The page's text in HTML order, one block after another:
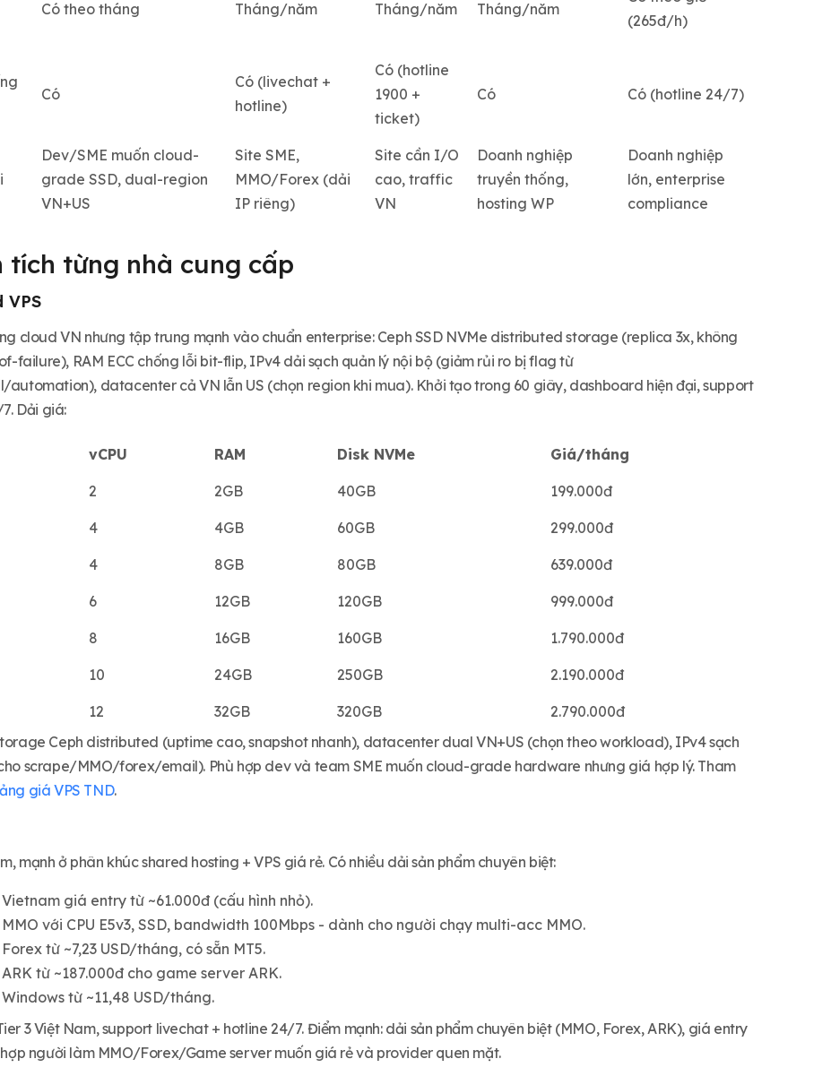
Có theo tháng Tháng/năm Tháng/năm Tháng/năm
(265đ/h)
Có
Có (livechat +
hotline)
Có (hotline
1900 +
ticket)
Có Có (hotline 24/7)
Dev/SME muốn cloud-
grade SSD, dual-region
VN+US
Site SME,
MMO/Forex (dải
IP riêng)
Site cần I/O
cao, traffic
VN
Doanh nghiệp
truyền thống,
hosting WP
Doanh nghiệp
lớn, enterprise
compliance
tích từng nhà cung cấp
VPS
cloud VN nhưng tập trung mạnh vào chuẩn enterprise: Ceph SSD NVMe distributed storage (replica 3x, không
failure), RAM ECC chống lỗi bit-flip, IPv4 dải sạch quản lý nội bộ (giảm rủi ro bị flag từ
datacenter cả VN lẫn US (chọn region khi mua). Khởi tạo trong 60 giây, dashboard hiện đại, support
Dải giá:
vCPU RAM Disk NVMe Giá/tháng
2 2GB 40GB 199.000đ
4 4GB 60GB 299.000đ
4 8GB 80GB 639.000đ
6 12GB 120GB 999.000đ
8 16GB 160GB 1.790.000đ
10 24GB 250GB 2.190.000đ
12 32GB 320GB
2.790.000đ
Ceph distributed (uptime cao, snapshot nhanh), datacenter dual VN+US (chọn theo workload), IPv4 sạch
scrape/MMO/forex/email). Phù hợp dev và team SME muốn cloud-grade hardware nhưng giá hợp lý. Tham
giá VPS TND.
mạnh ở phân khúc shared hosting + VPS giá rẻ. Có nhiều dải sản phẩm chuyên biệt:
Vietnam giá entry từ ~61.000đ (cấu hình nhỏ).
MMO với CPU E5v3, SSD, bandwidth 100Mbps - dành cho người chạy multi-acc MMO.
Forex từ ~7,23 USD/tháng, có sẵn MT5.
ARK từ ~187.000đ cho game server ARK.
Windows từ ~11,48 USD/tháng.
3 Việt Nam, support livechat + hotline 24/7. Điểm mạnh: dải sản phẩm chuyên biệt (MMO, Forex, ARK), giá entry
người làm MMO/Forex/Game server muốn giá rẻ và provider quen mặt.